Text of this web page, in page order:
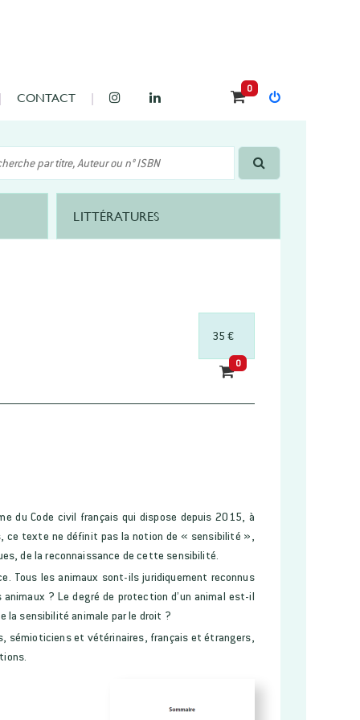
CONTACT
0
LITTÉRATURES
35 €
0
du Code civil français qui dispose depuis 2015, à
ce texte ne définit pas la notion de « sensibilité »,
de la reconnaissance de cette sensibilité.
Tous les animaux sont-ils juridiquement reconnus
? Le degré de protection d’un animal est-il
sensibilité animale par le droit ?
sémioticiens et vétérinaires, français et étrangers,